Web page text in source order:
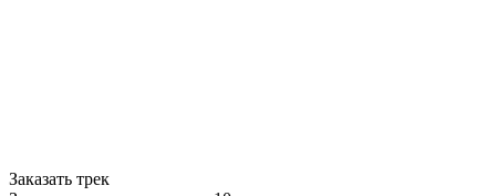
Заказать трек